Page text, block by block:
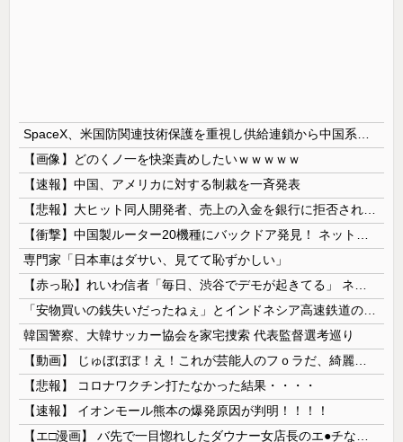
【画像】どのくノ一を快楽責めしたいｗｗｗｗｗ
【速報】中国、アメリカに対する制裁を一斉発表
専門家「日本車はダサい、見てて恥ずかしい」
韓国警察、大韓サッカー協会を家宅捜索 代表監督選考巡り
【悲報】 コロナワクチン打たなかった結果・・・・
【速報】 イオンモール熊本の爆発原因が判明！！！！